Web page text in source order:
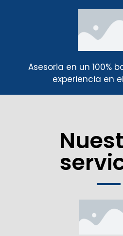
Asesoria en un 100%
experiencia en